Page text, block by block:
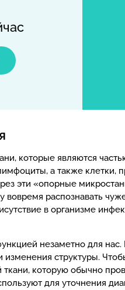
которые являются
а также клетки,
эти «опорные
вовремя распознавать
в организме
незаметно для нас.
изменения структуры.
которую обычно
для уточнения